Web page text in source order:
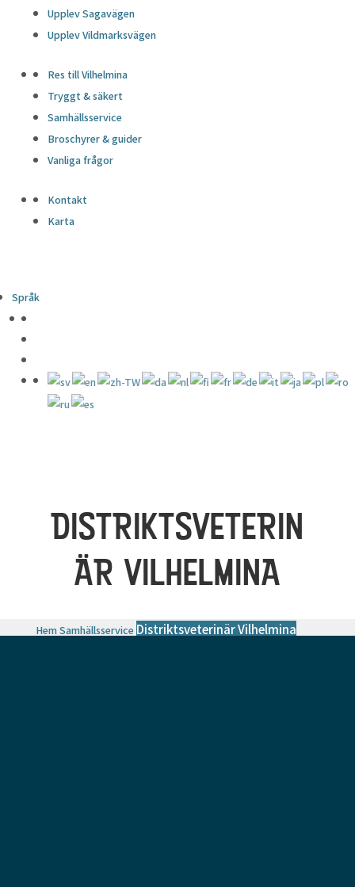
Upplev Sagavägen
Upplev Vildmarksvägen
Res till Vilhelmina
Tryggt & säkert
Samhällsservice
Broschyrer & guider
Vanliga frågor
Kontakt
Karta
Språk
DISTRIKTSVETERIN
ÄR VILHELMINA
HemSamhällsservice Distriktsveterinär Vilhelmina